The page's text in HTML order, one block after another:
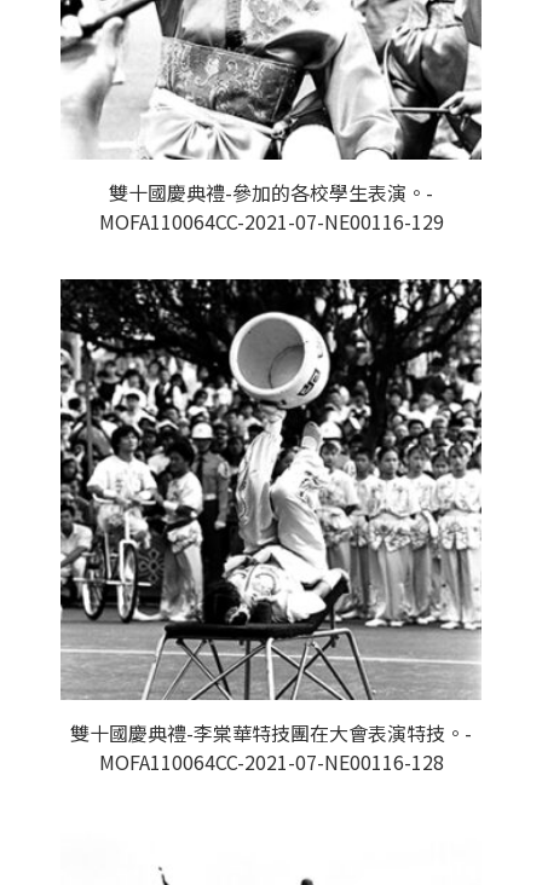
雙十國慶典禮-參加的各校學生表演。-
MOFA110064CC-2021-07-NE00116-129
雙十國慶典禮-李棠華特技團在大會表演特技。-
MOFA110064CC-2021-07-NE00116-128